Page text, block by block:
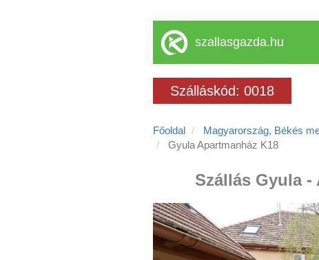
szallasgazda.hu
Szálláskód: 0018
Főoldal Magyarország, Békés
Gyula Apartmanház K18
Szállás Gyula -